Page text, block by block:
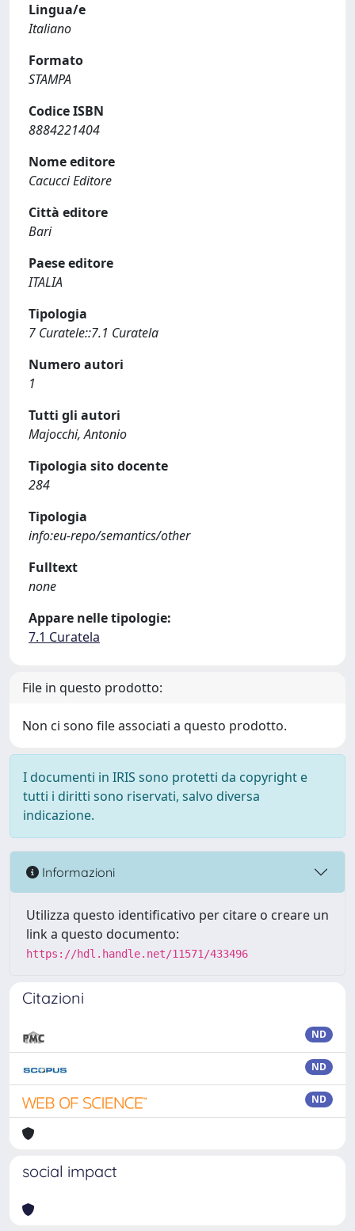
Lingua/e
Italiano
Formato
STAMPA
Codice ISBN
8884221404
Nome editore
Cacucci Editore
Città editore
Bari
Paese editore
ITALIA
Tipologia
7 Curatele::7.1 Curatela
Numero autori
1
Tutti gli autori
Majocchi, Antonio
Tipologia sito docente
284
Tipologia
info:eu-repo/semantics/other
Fulltext
none
Appare nelle tipologie:
7.1 Curatela
File in questo prodotto:
Non ci sono file associati a questo prodotto.
I documenti in IRIS sono protetti da copyright e
tutti i diritti sono riservati, salvo diversa
indicazione.
Informazioni
Utilizza questo identificativo per citare o creare un
link a questo documento:
https://hdl.handle.net/11571/433496
Citazioni
ND
ND
ND
social impact